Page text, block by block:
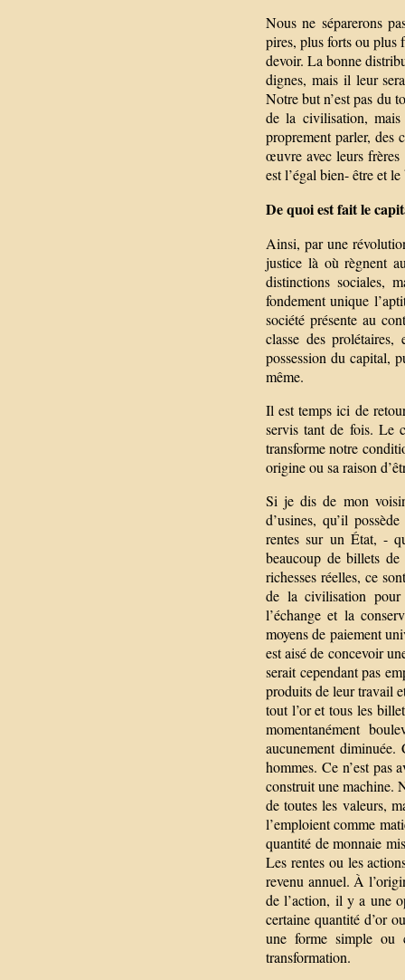
Nous ne séparerons
pires, plus forts ou plus
devoir. La bonne
dignes, mais il leur
Notre but n’est pas du
de la civilisation,
proprement parler, des
œuvre avec leurs frères
est l’égal bien- être et
De quoi est fait le
Ainsi, par une
justice là où règnent
distinctions sociales,
fondement unique
société présente au
classe des
possession du capital,
même.
Il est temps ici de
servis tant de fois. Le
transforme notre
origine ou sa raison
Si je dis de mon
d’usines, qu’il
rentes sur un État, -
beaucoup de billets
richesses réelles, ce
de la civilisation pour
l’échange et la
moyens de paiement
est aisé de concevoir
serait cependant pas
produits de leur travail
tout l’or et tous les
momentanément
aucunement diminuée.
hommes. Ce n’est pas
construit une machine.
de toutes les valeurs,
l’emploient comme
quantité de monnaie
Les rentes ou les
revenu annuel. À
de l’action, il y a une
certaine quantité d’or
une forme simple ou
transformation.